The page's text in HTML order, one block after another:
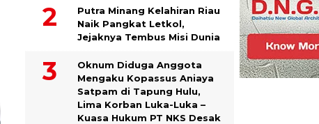
Putra Minang Kelahiran Riau
Naik Pangkat Letkol,
Jejaknya Tembus Misi Dunia
Oknum Diduga Anggota
Mengaku Kopassus Aniaya
Satpam di Tapung Hulu,
Lima Korban Luka-Luka –
Kuasa Hukum PT NKS Desak